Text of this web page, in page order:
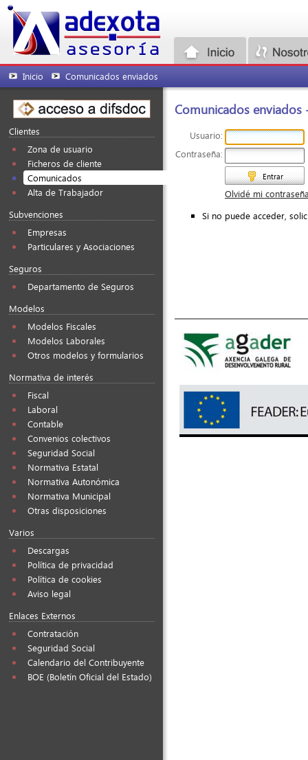
Inicio Comunicados enviados
Clientes
Zona de usuario
Ficheros de cliente
Comunicados
Alta de Trabajador
Subvenciones
Empresas
Particulares y Asociaciones
Seguros
Departamento de Seguros
Modelos
Modelos Fiscales
Modelos Laborales
Otros modelos y formularios
Normativa de interés
Fiscal
Laboral
Contable
Convenios colectivos
Seguridad Social
Normativa Estatal
Normativa Autonómica
Normativa Municipal
Otras disposiciones
Varios
Descargas
Política de privacidad
Política de cookies
Aviso legal
Enlaces Externos
Contratación
Seguridad Social
Calendario del Contribuyente
BOE (Boletín Oficial del Estado)
Comunicados enviados
Usuario:
Contraseña:
Entrar
Olvidé mi
Si no puede acceder,